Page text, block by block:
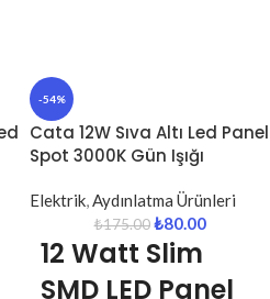
-54%
Cata 12W Sıva Altı Led Panel
Spot 3000K Gün Işığı
Elektrik,Aydınlatma Ürünleri
₺175.00 ₺80.00
12 Watt Slim
SMD LED Panel